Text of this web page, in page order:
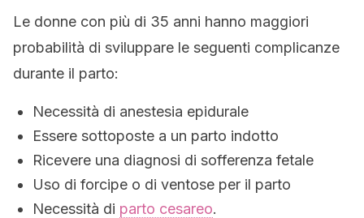
Le donne con più di 35 anni hanno maggiori
probabilità di sviluppare le seguenti complicanze
durante il parto:
Necessità di anestesia epidurale
Essere sottoposte a un parto indotto
Ricevere una diagnosi di sofferenza fetale
Uso di forcipe o di ventose per il parto
Necessità di parto cesareo.